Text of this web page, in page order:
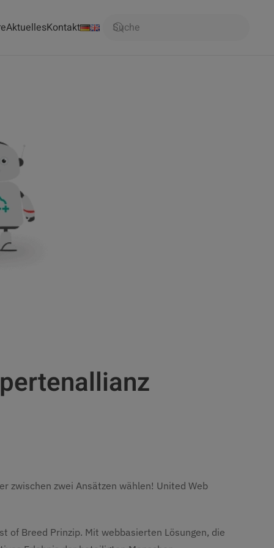
AktuellesKontakt
zwischen zwei Ansätzen wählen! United Web
of Breed Prinzip. Mit webbasierten Lösungen, die